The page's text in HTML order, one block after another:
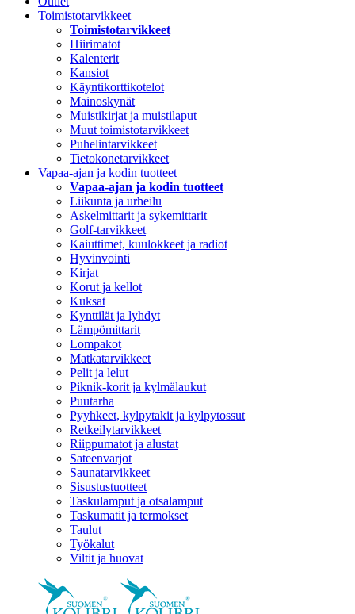
Toimistotarvikkeet
Toimistotarvikkeet
Hiirimatot
Kalenterit
Kansiot
Käyntikorttikotelot
Mainoskynät
Muistikirjat ja muistilaput
Muut toimistotarvikkeet
Puhelintarvikkeet
Tietokonetarvikkeet
Vapaa-ajan ja kodin tuotteet
Vapaa-ajan ja kodin tuotteet
Liikunta ja urheilu
Askelmittarit ja sykemittarit
Golf-tarvikkeet
Kaiuttimet, kuulokkeet ja radiot
Hyvinvointi
Kirjat
Korut ja kellot
Kuksat
Kynttilät ja lyhdyt
Lämpömittarit
Lompakot
Matkatarvikkeet
Pelit ja lelut
Piknik-korit ja kylmälaukut
Puutarha
Pyyhkeet, kylpytakit ja kylpytossut
Retkeilytarvikkeet
Riippumatot ja alustat
Sateenvarjot
Saunatarvikkeet
Sisustustuotteet
Taskulamput ja otsalamput
Taskumatit ja termokset
Taulut
Työkalut
Viltit ja huovat